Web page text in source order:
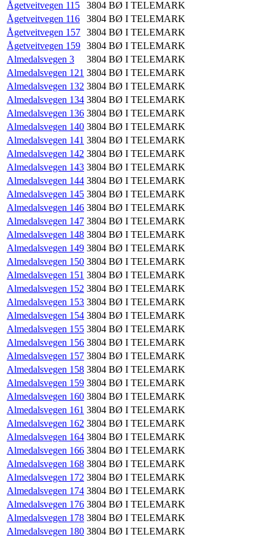
Ågetveitvegen 115 3804 BØ I TELEMARK
Ågetveitvegen 116
3804 BØ I TELEMARK
Ågetveitvegen 157 3804 BØ I TELEMARK
Ågetveitvegen 159 3804 BØ I TELEMARK
Almedalsvegen 3
3804 BØ I TELEMARK
Almedalsvegen 121 3804 BØ I TELEMARK
Almedalsvegen 132 3804 BØ I TELEMARK
Almedalsvegen 134 3804 BØ I TELEMARK
Almedalsvegen 136 3804 BØ I TELEMARK
Almedalsvegen 140 3804 BØ I TELEMARK
Almedalsvegen 141 3804 BØ I TELEMARK
Almedalsvegen 142 3804 BØ I TELEMARK
Almedalsvegen 143 3804 BØ I TELEMARK
Almedalsvegen 144 3804 BØ I TELEMARK
Almedalsvegen 145 3804 BØ I TELEMARK
Almedalsvegen 146 3804 BØ I TELEMARK
Almedalsvegen 147 3804 BØ I TELEMARK
Almedalsvegen 148 3804 BØ I TELEMARK
Almedalsvegen 149 3804 BØ I TELEMARK
Almedalsvegen 150 3804 BØ I TELEMARK
Almedalsvegen 151 3804 BØ I TELEMARK
Almedalsvegen 152 3804 BØ I TELEMARK
Almedalsvegen 153 3804 BØ I TELEMARK
Almedalsvegen 154 3804 BØ I TELEMARK
Almedalsvegen 155 3804 BØ I TELEMARK
Almedalsvegen 156 3804 BØ I TELEMARK
Almedalsvegen 157 3804 BØ I TELEMARK
Almedalsvegen 158 3804 BØ I TELEMARK
Almedalsvegen 159 3804 BØ I TELEMARK
Almedalsvegen 160 3804 BØ I TELEMARK
Almedalsvegen 161 3804 BØ I TELEMARK
Almedalsvegen 162 3804 BØ I TELEMARK
Almedalsvegen 164 3804 BØ I TELEMARK
Almedalsvegen 166 3804 BØ I TELEMARK
Almedalsvegen 168 3804 BØ I TELEMARK
Almedalsvegen 172 3804 BØ I TELEMARK
Almedalsvegen 174 3804 BØ I TELEMARK
Almedalsvegen 176 3804 BØ I TELEMARK
Almedalsvegen 178 3804 BØ I TELEMARK
Almedalsvegen 180 3804 BØ I TELEMARK